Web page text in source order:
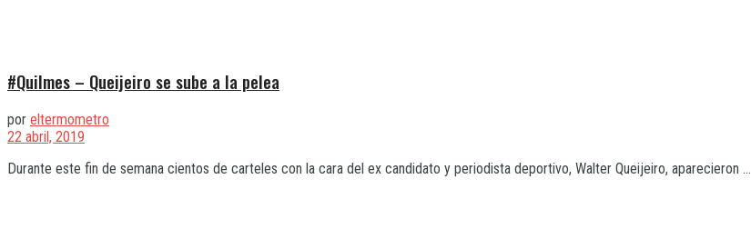
#Quilmes – Queijeiro se sube a la pelea
por eltermometro
22 abril, 2019
Durante este fin de semana cientos de carteles con la cara del ex candidato y periodista deportivo, Walter Queijeiro, aparecieron ...